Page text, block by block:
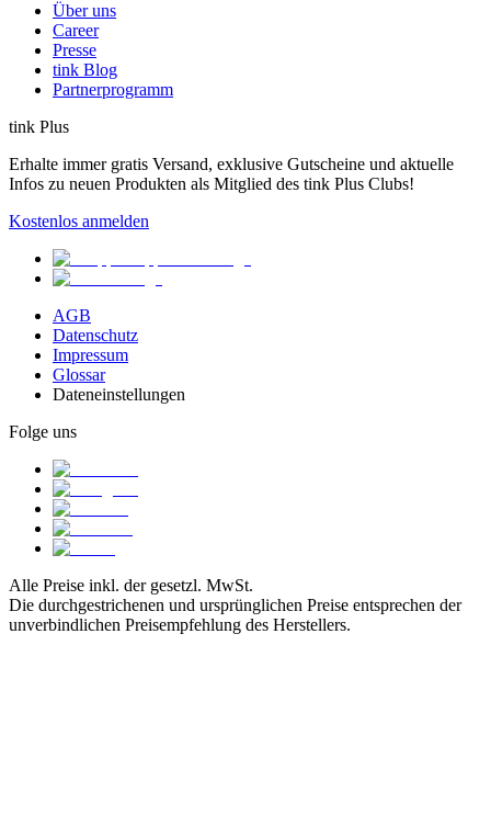
Über uns
Career
Presse
tink Blog
Partnerprogramm
tink Plus
Erhalte immer gratis Versand, exklusive Gutscheine und aktuelle
Infos zu neuen Produkten als Mitglied des tink Plus Clubs!
Kostenlos anmelden
AGB
Datenschutz
Impressum
Glossar
Dateneinstellungen
Folge uns
Alle Preise inkl. der gesetzl. MwSt.
Die durchgestrichenen und ursprünglichen Preise entsprechen der
unverbindlichen Preisempfehlung des Herstellers.